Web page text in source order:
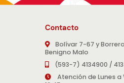
Contacto
Bolívar 7-67 y
Benigno Malo
(593-7) 4134900 /
Atención de Lunes a